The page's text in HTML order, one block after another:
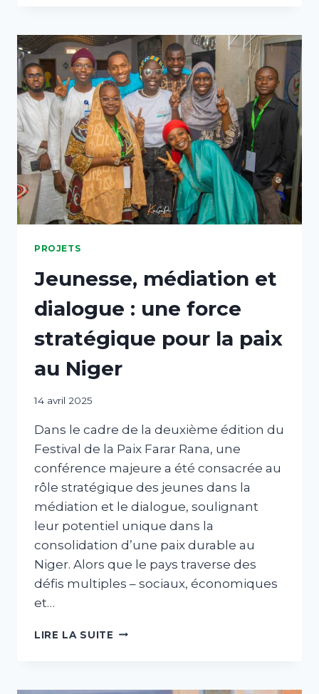
PROJETS
Jeunesse, médiation et
dialogue : une force
stratégique pour la paix
au Niger
Par
14 avril 2025
Dans le cadre de la deuxième édition du
Festival de la Paix Farar Rana, une
conférence majeure a été consacrée au
rôle stratégique des jeunes dans la
médiation et le dialogue, soulignant
leur potentiel unique dans la
consolidation d’une paix durable au
Niger. Alors que le pays traverse des
défis multiples – sociaux, économiques
et…
LIRE LA SUITE